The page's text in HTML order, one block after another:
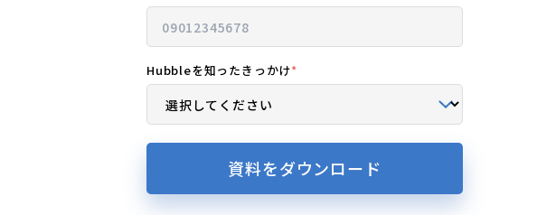
Hubbleを知ったきっかけ*